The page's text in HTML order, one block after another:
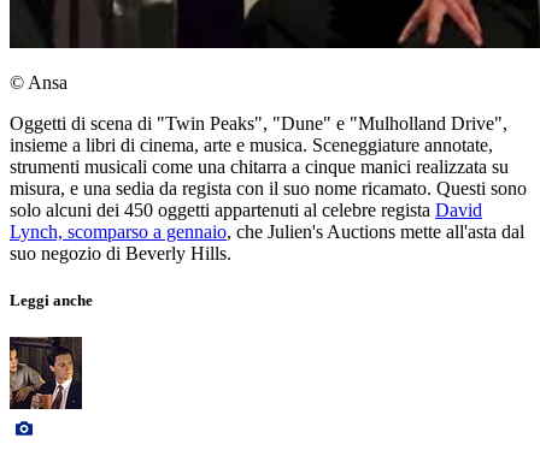
© Ansa
Oggetti di scena di "Twin Peaks", "Dune" e "Mulholland Drive",
insieme a libri di cinema, arte e musica. Sceneggiature annotate,
strumenti musicali come una chitarra a cinque manici realizzata su
misura, e una sedia da regista con il suo nome ricamato. Questi sono
solo alcuni dei 450 oggetti appartenuti al celebre regista David
Lynch, scomparso a gennaio, che Julien's Auctions mette all'asta dal
suo negozio di Beverly Hills.
Leggi anche